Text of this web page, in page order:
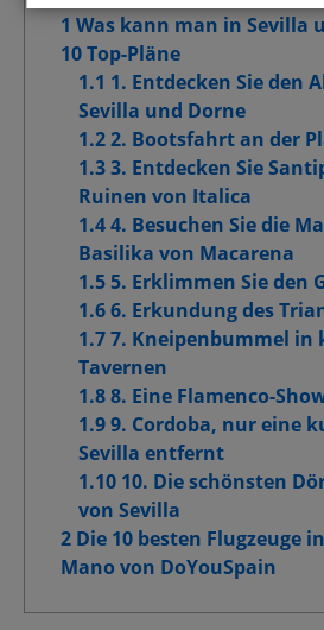
1 Was kann man in Sevilla
10 Top-Pläne
1.1 1. Entdecken Sie den
Sevilla und Dorne
1.2 2. Bootsfahrt an der
1.3 3. Entdecken Sie
Ruinen von Italica
1.4 4. Besuchen Sie die
Basilika von Macarena
1.5 5. Erklimmen Sie den
1.6 6. Erkundung des
1.7 7. Kneipenbummel in
Tavernen
1.8 8. Eine Flamenco-
1.9 9. Cordoba, nur eine
Sevilla entfernt
1.10 10. Die schönsten
von Sevilla
2 Die 10 besten Flugzeuge
Mano von DoYouSpain
Funktionelle Cookies
Cookies für Marketingzwecke
Erweiterte Werbe-Cookies
Meine Auswahl
Alle zulassen